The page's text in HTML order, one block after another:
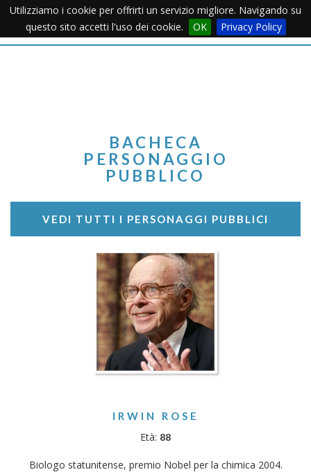
Utilizziamo i cookie per offrirti un servizio migliore. Navigando su
questo sito accetti l'uso dei cookie.
OK Privacy PolicyMenu
BACHECA
PERSONAGGIO
PUBBLICO
VEDI TUTTI I PERSONAGGI PUBBLICI
IRWIN ROSE
Età: 88
Biologo statunitense, premio Nobel per la chimica 2004.